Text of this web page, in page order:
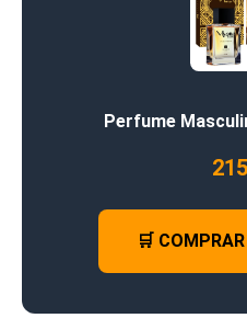
Perfume
🛒